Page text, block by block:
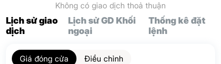
Không có giao dịch thoả thuận
Lịch sử giao
dịch
Lịch sử GD Khối
ngoại
Thống kê đặt
lệnh
Giá đóng cửa Điều chỉnh